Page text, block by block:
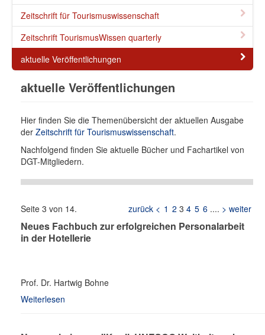
Zeitschrift für Tourismuswissenschaft
Zeitschrift TourismusWissen quarterly
aktuelle Veröffentlichungen
aktuelle Veröffentlichungen
Hier finden Sie die Themenübersicht der aktuellen Ausgabe
der Zeitschrift für Tourismuswissenschaft.
Nachfolgend finden Sie aktuelle Bücher und Fachartikel von
DGT-Mitgliedern.
Seite 3 von 14. zurück < 1 2 3 4 5 6 .... > weiter
Neues Fachbuch zur erfolgreichen Personalarbeit
in der Hotellerie
Prof. Dr. Hartwig Bohne
Weiterlesen